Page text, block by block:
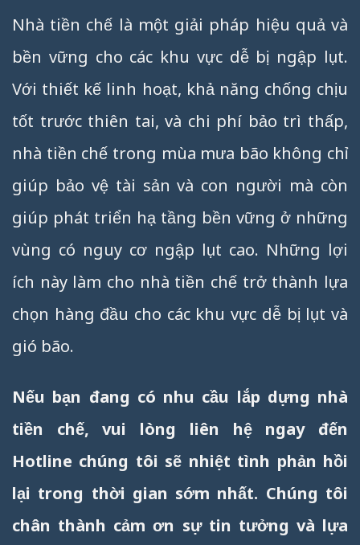
Nhà tiền chế là một giải pháp hiệu quả và
bền vững cho các khu vực dễ bị ngập lụt.
Với thiết kế linh hoạt, khả năng chống chịu
tốt trước thiên tai, và chi phí bảo trì thấp,
nhà tiền chế trong mùa mưa bão không chỉ
giúp bảo vệ tài sản và con người mà còn
giúp phát triển hạ tầng bền vững ở những
vùng có nguy cơ ngập lụt cao. Những lợi
ích này làm cho nhà tiền chế trở thành lựa
chọn hàng đầu cho các khu vực dễ bị lụt và
gió bão.
Nếu bạn đang có nhu cầu lắp dựng nhà
tiền chế, vui lòng liên hệ ngay đến
Hotline chúng tôi sẽ nhiệt tình phản hồi
lại trong thời gian sớm nhất. Chúng tôi
chân thành cảm ơn sự tin tưởng và lựa